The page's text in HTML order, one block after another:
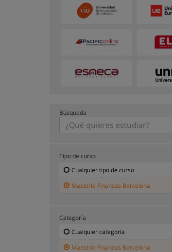
Búsqueda
Tipo de curso
Cualquier tipo de curso
Maestría Finanzas Barcelona
Categoría
Cualquier categoría
Maestría Finanzas Barcelona